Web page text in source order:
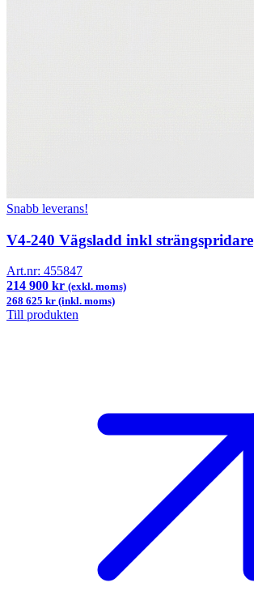
Snabb leverans!
V4-240 Vägsladd inkl strängspridare
Art.nr: 455847
214 900 kr (exkl. moms)
268 625 kr (inkl. moms)
Till produkten